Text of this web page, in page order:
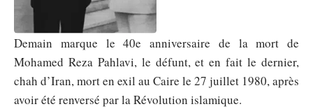
Demain marque le 40e anniversaire de la mort de
Mohamed Reza Pahlavi, le défunt, et en fait le dernier,
chah d’Iran, mort en exil au Caire le 27 juillet 1980, après
avoir été renversé par la Révolution islamique.